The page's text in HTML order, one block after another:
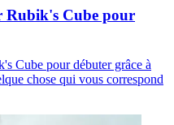
Rubik's Cube pour
Cube pour débuter grâce à
chose qui vous correspond